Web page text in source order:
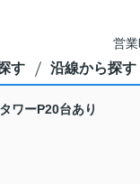
営
す 沿線から探す
ワーP20台あり